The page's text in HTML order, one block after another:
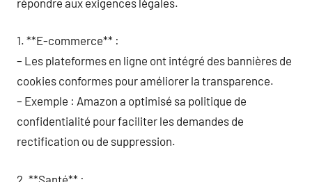
1. **E-commerce** :
– Les plateformes en ligne ont intégré des bannières de
cookies conformes pour améliorer la transparence.
– Exemple : Amazon a optimisé sa politique de
confidentialité pour faciliter les demandes de
rectification ou de suppression.
2. **Santé** :